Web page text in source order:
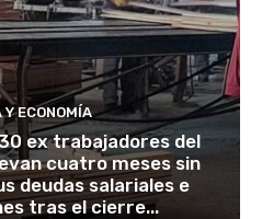
ECONOMÍA
ex trabajadores del
cuatro meses sin
deudas salariales e
tras el cierre...